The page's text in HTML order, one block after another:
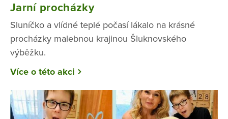
Jarní procházky
Sluníčko a vlídné teplé počasí lákalo na krásné
procházky malebnou krajinou Šluknovského
výběžku.
Více o této akci